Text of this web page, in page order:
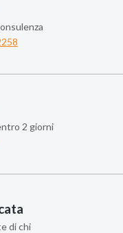
2 giorni
di chi